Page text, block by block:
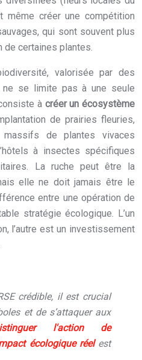
même créer une compétition
qui sont souvent plus
certaines plantes.
valorisée par des
ne se limite pas à une seule
à créer un écosystème
de prairies fleuries,
de plantes vivaces
à insectes spécifiques
La ruche peut être la
elle ne doit jamais être le
entre une opération de
stratégie écologique. L’un
l’autre est un investissement
crédible, il est crucial
et de s’attaquer aux
l'action de
écologique réelest